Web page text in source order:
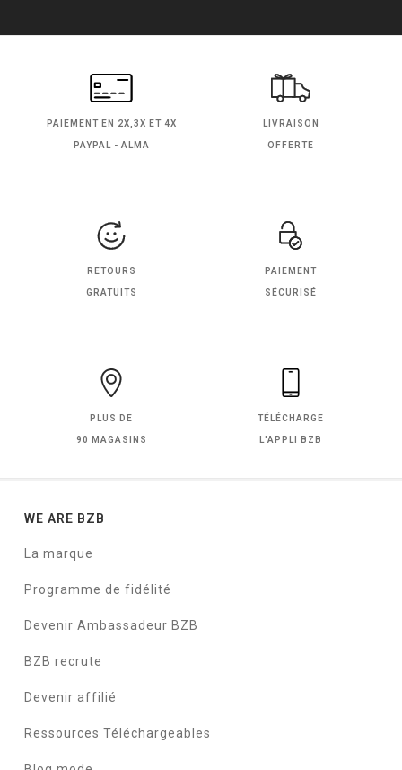
PAIEMENT EN 2X,3X ET 4X
PAYPAL - ALMA
LIVRAISON
OFFERTE
RETOURS
GRATUITS
PAIEMENT
SÉCURISÉ
PLUS DE
90 MAGASINS
TÉLÉCHARGE
L'APPLI BZB
WE ARE BZB
La marque
Programme de fidélité
Devenir Ambassadeur BZB
BZB recrute
Devenir affilié
Ressources Téléchargeables